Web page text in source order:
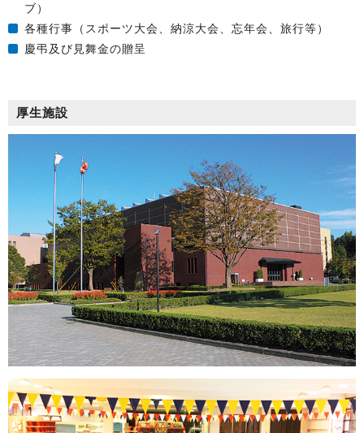
ブ）
各種行事（スポーツ大会、納涼大会、忘年会、旅行等）
慶弔及び見舞金の贈呈
厚生施設